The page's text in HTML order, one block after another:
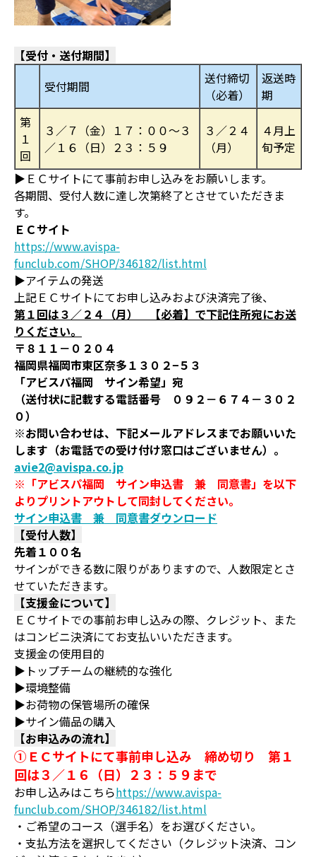
【受付・送付期間】
受付期間
送付締切
（必着）
返送時
期
第
１
回
３／７（金）１７：００～３
／１６（日）２３：５９
３／２４
（月）
４月上
旬予定
▶ＥＣサイトにて事前お申し込みをお願いします。
各期間、受付人数に達し次第終了とさせていただきま
す。
ＥＣサイト
https://www.avispa-
funclub.com/SHOP/346182/list.html
▶アイテムの発送
上記ＥＣサイトにてお申し込みおよび決済完了後、
第１回は３／２４（月） 【必着】で下記住所宛にお送
りください。
〒８１１－０２０４
福岡県福岡市東区奈多１３０２−５３
「アビスパ福岡 サイン希望」宛
（送付状に記載する電話番号 ０９２－６７４－３０２
０）
※お問い合わせは、下記メールアドレスまでお願いいた
します（お電話での受け付け窓口はございません）。
avie2@avispa.co.jp
※「アビスパ福岡 サイン申込書 兼 同意書」を以下
よりプリントアウトして同封してください。
サイン申込書 兼 同意書ダウンロード
【受付人数】
先着１００名
サインができる数に限りがありますので、人数限定とさ
せていただきます。
【支援金について】
ＥＣサイトでの事前お申し込みの際、クレジット、また
はコンビニ決済にてお支払いいただきます。
支援金の使用目的
▶トップチームの継続的な強化
▶環境整備
▶お荷物の保管場所の確保
▶サイン備品の購入
【お申込みの流れ】
①ＥＣサイトにて事前申し込み 締め切り 第１
回は３／１６（日）２３：５９まで
お申し込みはこちらhttps://www.avispa-
funclub.com/SHOP/346182/list.html
・ご希望のコース（選手名）をお選びください。
・支払方法を選択してください（クレジット決済、コン